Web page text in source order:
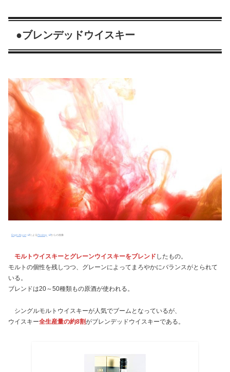
●ブレンデッドウイスキー
Engin Akyurt によるPixabay からの画像
モルトウイスキーとグレーンウイスキーをブレンド したもの。
モルトの個性を残しつつ、グレーンによってまろやかにバランスがとられて
いる。
ブレンドは20～50種類もの原酒が使われる。
シングルモルトウイスキーが人気でブームとなっているが、
ウイスキー全生産量の約8割がブレンデッドウイスキーである。